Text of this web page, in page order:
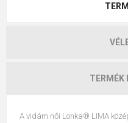
TERMÉK
A vidám női Lonka® LIMA